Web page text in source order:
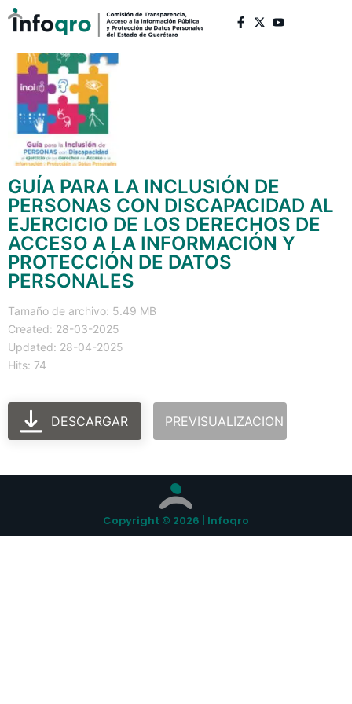
GUÍA PARA LA INCLUSIÓN DE
PERSONAS CON DISCAPACIDAD AL
EJERCICIO DE LOS DERECHOS DE
ACCESO A LA INFORMACIÓN Y
PROTECCIÓN DE DATOS
PERSONALES
Tamaño de archivo: 5.49 MB
Created: 28-03-2025
Updated: 28-04-2025
Hits: 74
DESCARGAR PREVISUALIZACION
Copyright © 2026 | Infoqro